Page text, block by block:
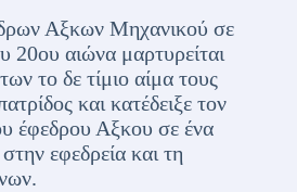
Αξκων Μηχανικού σε
20ου αιώνα μαρτυρείται
το δε τίμιο αίμα τους
και κατέδειξε τον
έφεδρου Αξκου σε ένα
εφεδρεία και τη